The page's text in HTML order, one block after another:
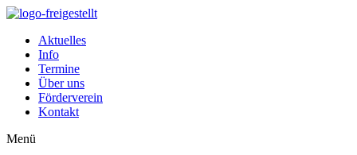
Zum
wechselnAktuelles
Info
Termine
Über uns
Förderverein
Kontakt
Menü